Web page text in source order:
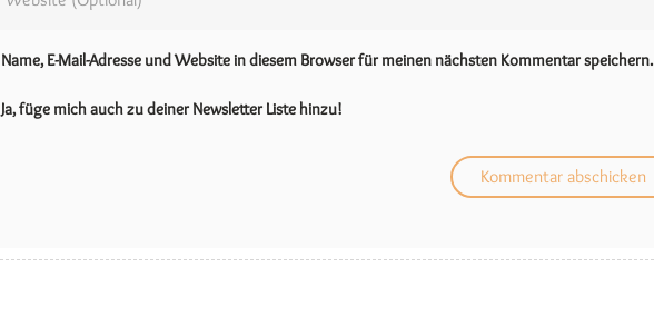
Name, E-Mail-Adresse und Website in diesem Browser für meinen nächsten Kommentar speichern.
Ja, füge mich auch zu deiner Newsletter Liste hinzu!